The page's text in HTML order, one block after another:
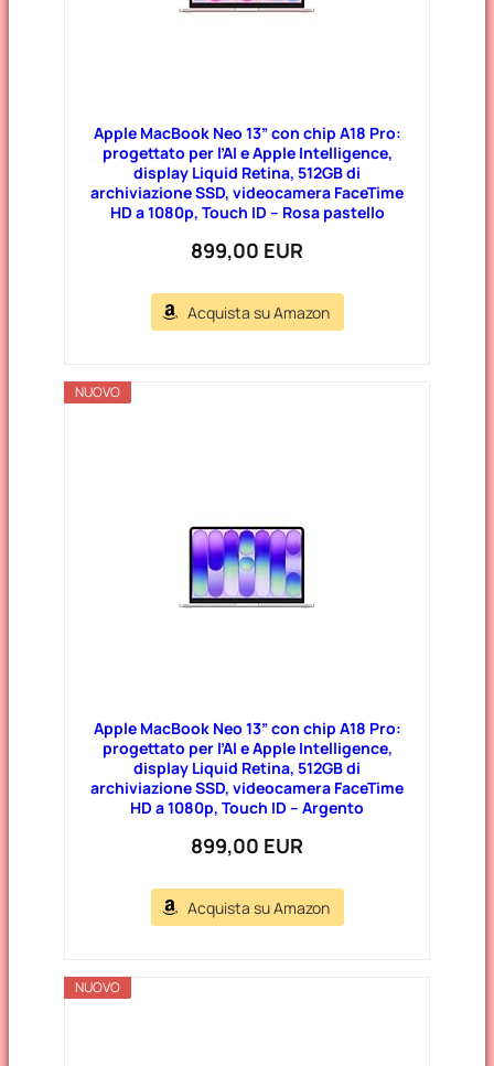
Apple MacBook Neo 13” con chip A18 Pro:
progettato per l’AI e Apple Intelligence,
display Liquid Retina, 512GB di
archiviazione SSD, videocamera FaceTime
HD a 1080p, Touch ID – Rosa pastello
899,00 EUR
Acquista su Amazon
NUOVO
Apple MacBook Neo 13” con chip A18 Pro:
progettato per l’AI e Apple Intelligence,
display Liquid Retina, 512GB di
archiviazione SSD, videocamera FaceTime
HD a 1080p, Touch ID – Argento
899,00 EUR
Acquista su Amazon
NUOVO